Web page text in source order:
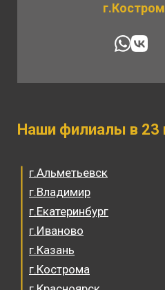
г.Альметьевск
г.Владимир
г.Екатеринбург
г.Иваново
г.Казань
г.Кострома
Наши филиалы в 23